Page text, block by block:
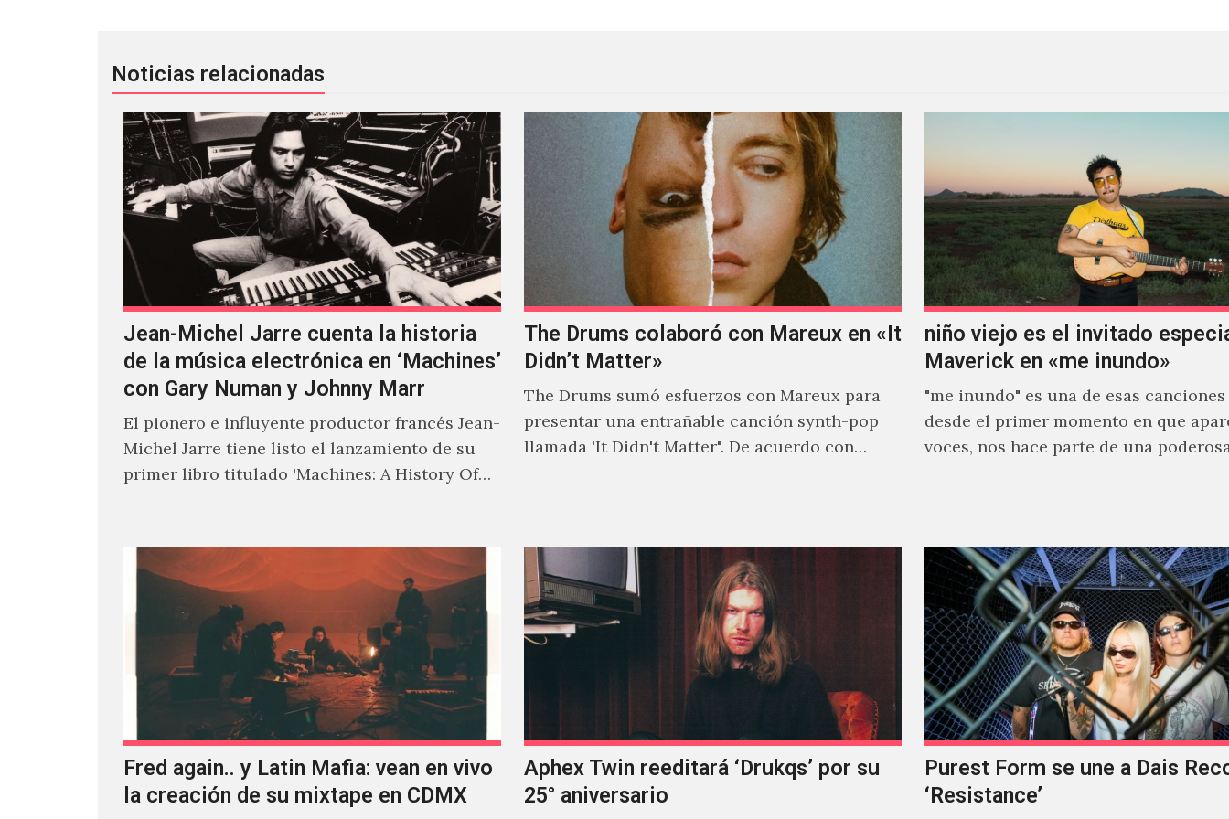
Noticias relacionadas
Jean-Michel Jarre cuenta la historia
de la música electrónica en ‘Machines’
con Gary Numan y Johnny Marr
El pionero e influyente productor francés Jean-
Michel Jarre tiene listo el lanzamiento de su
primer libro titulado 'Machines: A History Of
The Drums colaboró con Mareux en «It
Didn’t Matter»
The Drums sumó esfuerzos con Mareux para
presentar una entrañable canción synth-pop
llamada 'It Didn't Matter". De acuerdo con
niño viejo es el invitado
Maverick en «me inundo»
"me inundo" es una de esas canciones
desde el primer momento en que
voces, nos hace parte de una
Fred again.. y Latin Mafia: vean en vivo
la creación de su mixtape en CDMX
Aphex Twin reeditará ‘Drukqs’ por su
25° aniversario
Purest Form se une a Dais
‘Resistance’